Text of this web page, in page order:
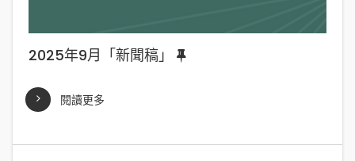
2025年9月「新聞稿」
閱讀更多